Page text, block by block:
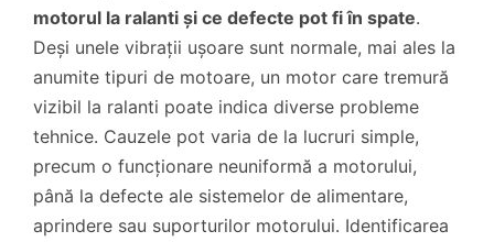
motorul la ralanti și ce defecte pot fi în spate.
Deși unele vibrații ușoare sunt normale, mai ales la
anumite tipuri de motoare, un motor care tremură
vizibil la ralanti poate indica diverse probleme
tehnice. Cauzele pot varia de la lucruri simple,
precum o funcționare neuniformă a motorului,
până la defecte ale sistemelor de alimentare,
aprindere sau suporturilor motorului. Identificarea